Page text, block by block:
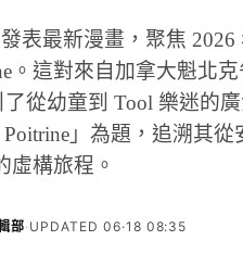
表最新漫畫，聚焦 2026
。這對來自加拿大魁北克
從幼童到 Tool 樂迷的
Poitrine」為題，追溯其從
虛構旅程。
部· UPDATED 06·18 08:35